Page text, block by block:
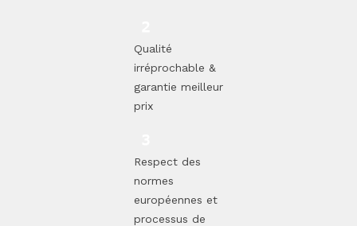
Qualité
irréprochable &
garantie meilleur
prix
Respect des
normes
européennes et
processus de